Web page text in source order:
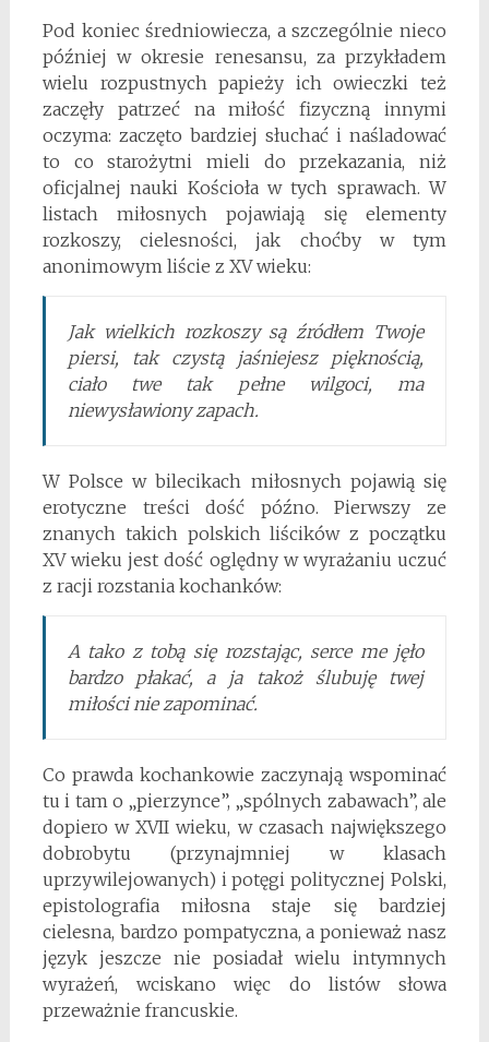
Pod koniec średniowiecza, a szczególnie nieco
później w okresie renesansu, za przykładem
wielu rozpustnych papieży ich owieczki też
zaczęły patrzeć na miłość fizyczną innymi
oczyma: zaczęto bardziej słuchać i naśladować
to co starożytni mieli do przekazania, niż
oficjalnej nauki Kościoła w tych sprawach. W
listach miłosnych pojawiają się elementy
rozkoszy, cielesności, jak choćby w tym
anonimowym liście z XV wieku:
Jak wielkich rozkoszy są źródłem Twoje
piersi, tak czystą jaśniejesz pięknością,
ciało twe tak pełne wilgoci, ma
niewysławiony zapach.
W Polsce w bilecikach miłosnych pojawią się
erotyczne treści dość późno. Pierwszy ze
znanych takich polskich liścików z początku
XV wieku jest dość oględny w wyrażaniu uczuć
z racji rozstania kochanków:
A tako z tobą się rozstając, serce me jęło
bardzo płakać, a ja takoż ślubuję twej
miłości nie zapominać.
Co prawda kochankowie zaczynają wspominać
tu i tam o „pierzynce”, „spólnych zabawach”, ale
dopiero w XVII wieku, w czasach największego
dobrobytu (przynajmniej w klasach
uprzywilejowanych) i potęgi politycznej Polski,
epistolografia miłosna staje się bardziej
cielesna, bardzo pompatyczna, a ponieważ nasz
język jeszcze nie posiadał wielu intymnych
wyrażeń, wciskano więc do listów słowa
przeważnie francuskie.